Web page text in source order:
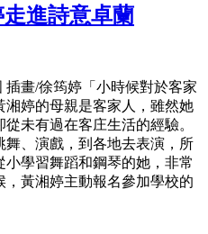
進詩意卓蘭
插畫/徐筠婷「小時候對於客家
湘婷的母親是客家人，雖然她
未有過在客庄生活的經驗。
舞、演戲，到各地去表演，所
小學習舞蹈和鋼琴的她，非常
黃湘婷主動報名參加學校的